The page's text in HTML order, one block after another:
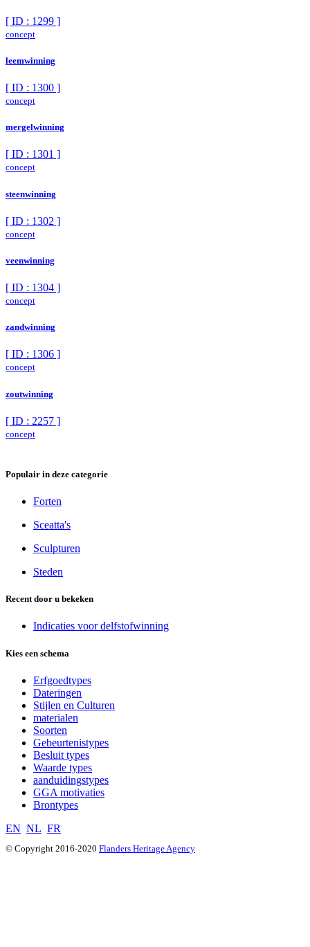
[ ID : 1299 ]
concept
leemwinning
[ ID : 1300 ]
concept
mergelwinning
[ ID : 1301 ]
concept
steenwinning
[ ID : 1302 ]
concept
veenwinning
[ ID : 1304 ]
concept
zandwinning
[ ID : 1306 ]
concept
zoutwinning
[ ID : 2257 ]
concept
Populair in deze categorie
Forten
Sceatta's
Sculpturen
Steden
Recent door u bekeken
Indicaties voor delfstofwinning
Kies een schema
Erfgoedtypes
Dateringen
Stijlen en Culturen
materialen
Soorten
Gebeurtenistypes
Besluit types
Waarde types
aanduidingstypes
GGA motivaties
Brontypes
EN NL FR
© Copyright 2016-2020 Flanders Heritage Agency